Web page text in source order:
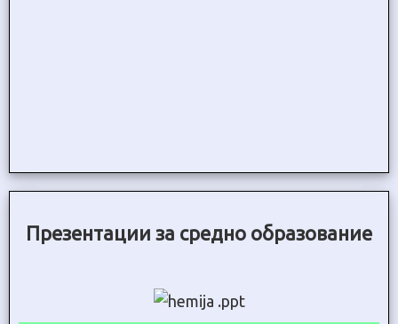
Презентации за средно образование